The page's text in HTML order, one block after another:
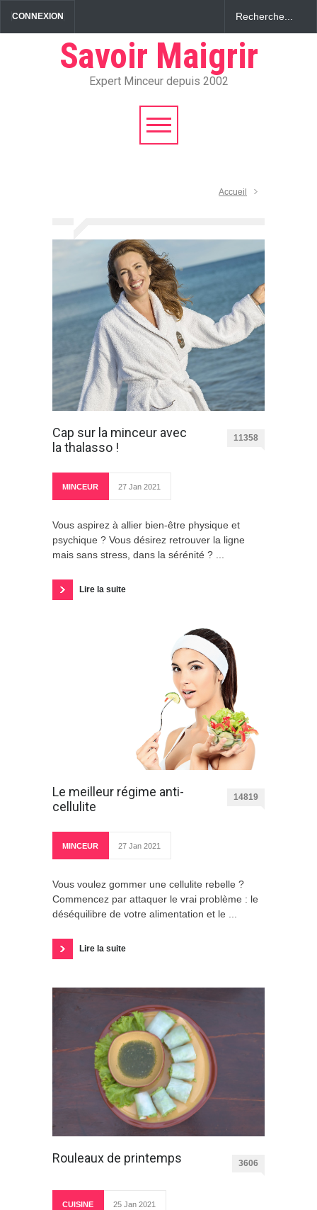
CONNEXION
Savoir Maigrir
Expert Minceur depuis 2002
Accueil
Cap sur la minceur avec
la thalasso !
11358
MINCEUR 27 Jan 2021
Vous aspirez à allier bien-être physique et
psychique ? Vous désirez retrouver la ligne
mais sans stress, dans la sérénité ? ...
Lire la suite
Le meilleur régime anti-
cellulite
14819
MINCEUR 27 Jan 2021
Vous voulez gommer une cellulite rebelle ?
Commencez par attaquer le vrai problème : le
déséquilibre de votre alimentation et le ...
Lire la suite
Rouleaux de printemps 3606
CUISINE 25 Jan 2021